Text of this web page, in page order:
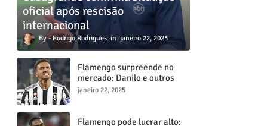
oficial após rescisão
internacional
Rodrigo Rodrigues janeiro 22, 2025
Flamengo surpreende no
mercado: Danilo e outros
dois craques estão a
janeiro 22, 2025
Flamengo pode lucrar alto: